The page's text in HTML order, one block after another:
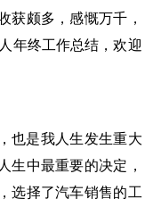
获颇多，感慨万千，
年终工作总结，欢迎
也是我人生发生重大
生中最重要的决定，
选择了汽车销售的工